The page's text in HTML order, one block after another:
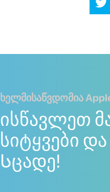
ხელმისაწვდომია
ისწავლეთ
სიტყვები
Სცადე!